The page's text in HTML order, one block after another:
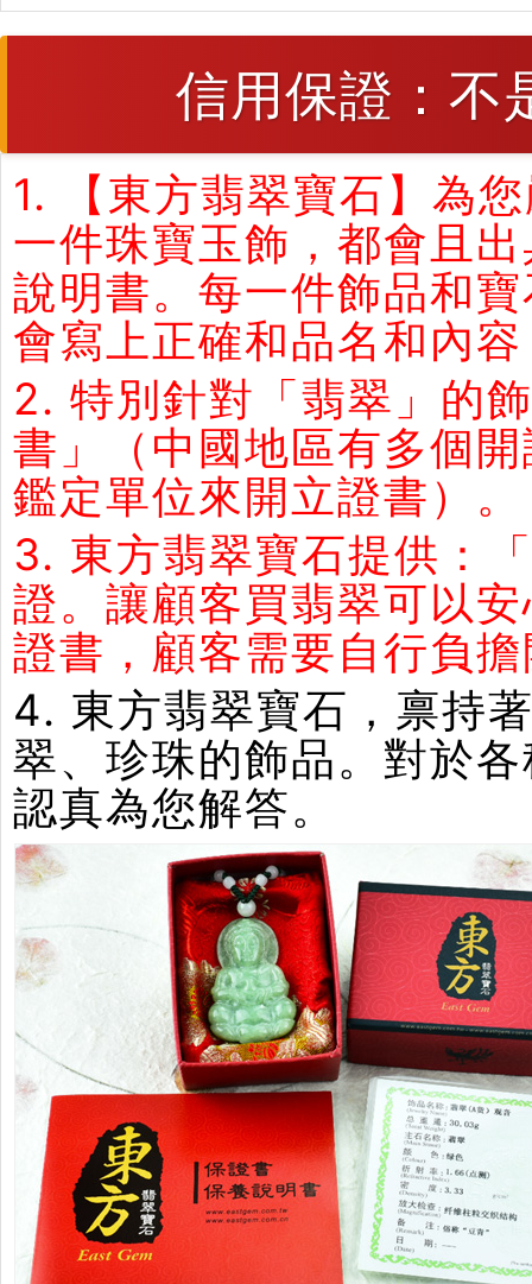
信用保證：不
1. 【東方翡翠寶石】為
一件珠寶玉飾，都會且
說明書。每一件飾品和
會寫上正確和品名和內
2. 特別針對「翡翠」的
書」（中國地區有多個
鑑定單位來開立證書）。
3. 東方翡翠寶石提供：
證。讓顧客買翡翠可以
證書，顧客需要自行負
4. 東方翡翠寶石，禀持
翠、珍珠的飾品。對於
認真為您解答。